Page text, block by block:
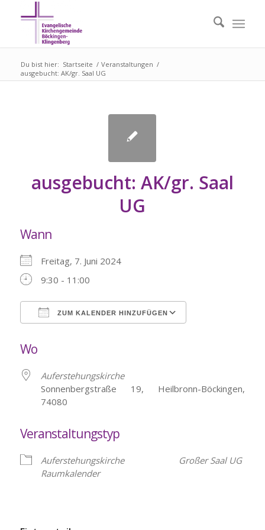
Du bist hier: Startseite / Veranstaltungen /
ausgebucht: AK/gr. Saal UG
ausgebucht: AK/gr. Saal
UG
Wann
Freitag, 7. Juni 2024
9:30 - 11:00
ZUM KALENDER HINZUFÜGEN
Wo
Auferstehungskirche
Sonnenbergstraße 19, Heilbronn-Böckingen,
74080
Veranstaltungstyp
Auferstehungskirche
Großer Saal UG
Raumkalender